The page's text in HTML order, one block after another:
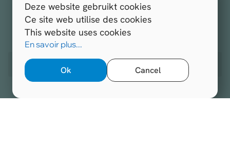
Deze website gebruikt cookies
Ce site web utilise des cookies
This website uses cookies
En savoir plus...
Ok Cancel
Inschrijven voor de nieuwsbrief
Hospitals.be 2026 Alle rechten voorbehouden.
Website ontwikkeld door